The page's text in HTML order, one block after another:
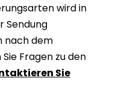
wird in
Sendung
nach dem
Fragen zu den
Sie